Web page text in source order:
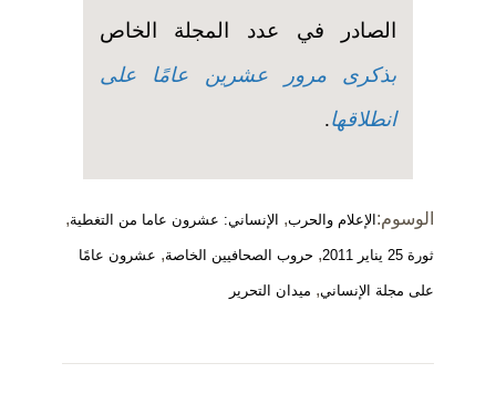
الصادر في عدد المجلة الخاص
بذكرى مرور عشرين عامًا على
انطلاقها.
الوسوم: الإعلام والحرب, الإنساني: عشرون عاما من التغطية,
ثورة 25 يناير 2011 , حروب الصحافيين الخاصة, عشرون عامًا
على مجلة الإنساني, ميدان التحرير